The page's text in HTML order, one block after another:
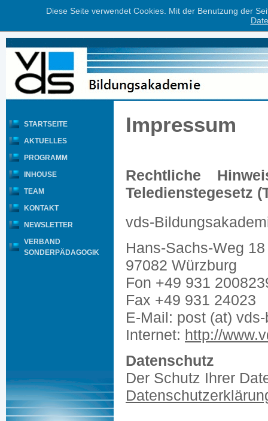
Diese Seite verwendet Cookies. Mit der Benutzung der
STARTSEITE
AKTUELLES
PROGRAMM
INHOUSE
TEAM
KONTAKT
NEWSLETTER
VERBAND
SONDERPÄDAGOGIK
Impressum
Rechtliche
Teledienstegesetz
vds-
Hans-Sachs-Weg 18
97082 Würzburg
Fon +49 931
Fax +49 931 24023
E-Mail: post (at)
Internet: http://
Datenschutz
Der Schutz Ihrer